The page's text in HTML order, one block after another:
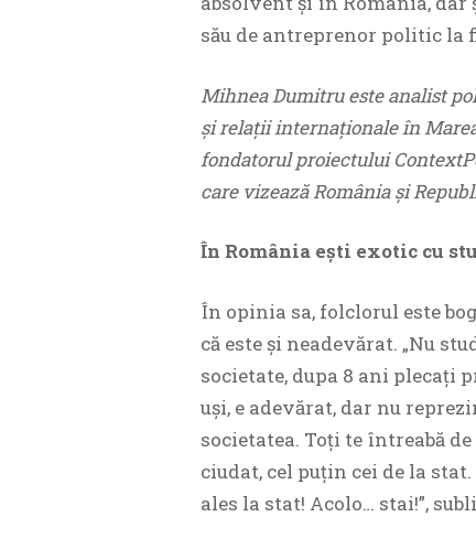
său de antreprenor politic la
Mihnea Dumitru este analist
şi relaţii internaţionale în
fondatorul proiectului
care vizează România şi
În România ești exotic cu
În opinia sa, folclorul este
că este şi neadevărat. „Nu
societate, dupa 8 ani plecați
uși, e adevărat, dar nu
societatea. Toți te întreabă
ciudat, cel puțin cei de la
ales la stat! Acolo… stai!”,